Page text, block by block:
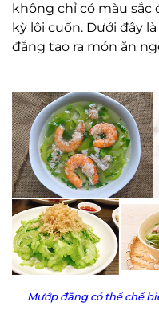
không chỉ có màu sắc
kỳ lôi cuốn. Dưới đây
đắng tạo ra món ăn
Mướp đắng có thể chế